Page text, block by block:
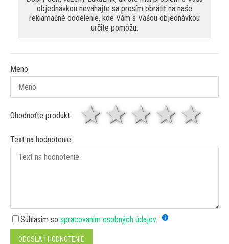
objednávkou neváhajte sa prosím obrátiť na naše
reklamačné oddelenie, kde Vám s Vašou objednávkou
určite pomôžu.
Meno
Ohodnoťte produkt: 4
3
2 hviezdy
1 hviezda
Text na hodnotenie
Súhlasím so spracovaním osobných údajov.
ODOSLAŤ HODNOTENIE